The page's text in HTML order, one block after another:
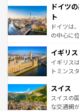
せる。地
ンテンツ
で、幅広
聖堂、美
から魅了
れ、フラ
香り高い
らに、パ
も豊かな
を参照し
ドイツ
ト
ドイツは
の中心に
顔を持つ
ルリンの
してライ
は、お酒好
ドイツ情
イギリス
イギリス
トミンス
リアごと
ティー、
戦など、
スイス
スイスの
な交通網